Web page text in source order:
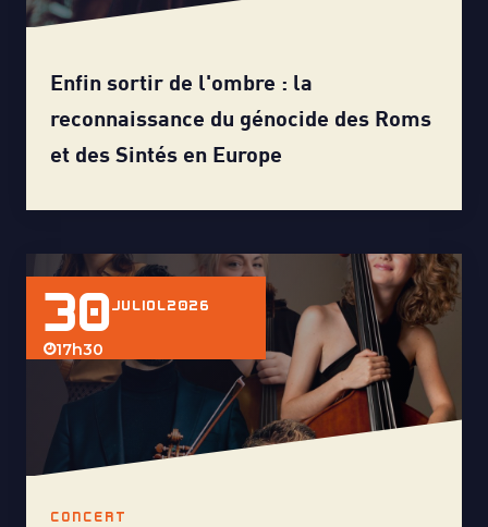
Enfin sortir de l'ombre : la
reconnaissance du génocide des Roms
et des Sintés en Europe
30 JULIOL2026
17h30
CONCERT